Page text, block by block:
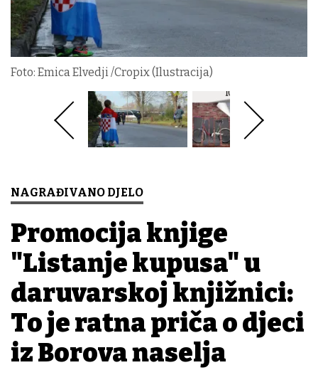
Foto: Emica Elvedji /Cropix (Ilustracija)
NAGRAĐIVANO DJELO
Promocija knjige
"Listanje kupusa" u
daruvarskoj knjižnici:
To je ratna priča o djeci
iz Borova naselja